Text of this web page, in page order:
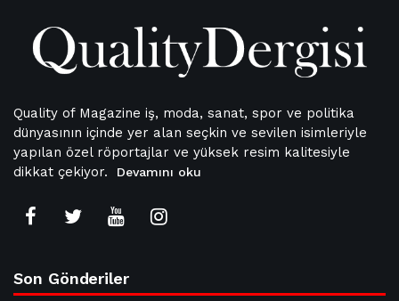
Quality of Magazine iş, moda, sanat, spor ve politika
dünyasının içinde yer alan seçkin ve sevilen isimleriyle
yapılan özel röportajlar ve yüksek resim kalitesiyle
dikkat çekiyor.
Devamını oku
Son Gönderiler